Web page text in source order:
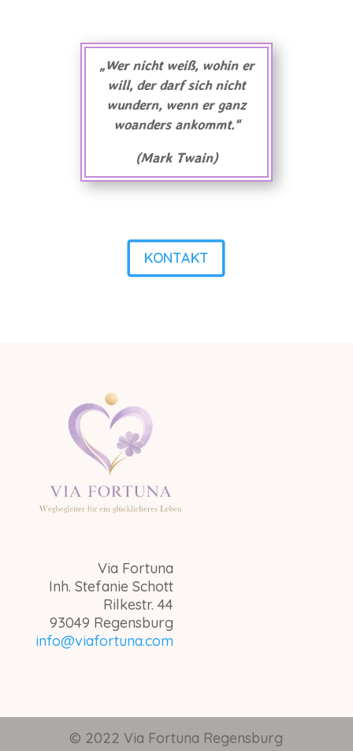
„Wer nicht weiß, wohin er
will, der darf sich nicht
wundern, wenn er ganz
woanders ankommt.“
(Mark Twain)
KONTAKT
Via Fortuna
Inh. Stefanie Schott
Rilkestr. 44
93049 Regensburg
info@viafortuna.com
© 2022 Via Fortuna Regensburg